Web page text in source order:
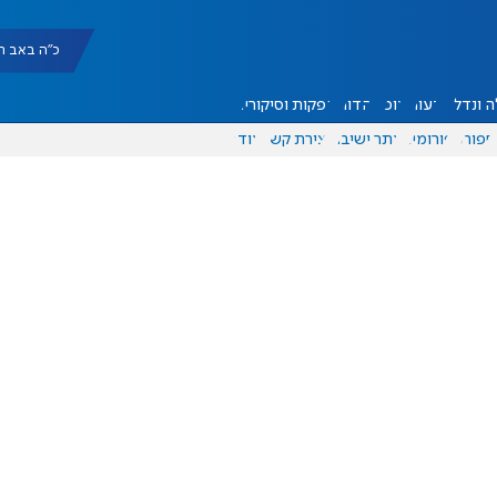
כ"ה באב תשפ"ו
ונדל"ן דעות אוכל יהדות הפקות וסיקורים
ספורט פורומים אתר ישיבה יצירת קשר עוד